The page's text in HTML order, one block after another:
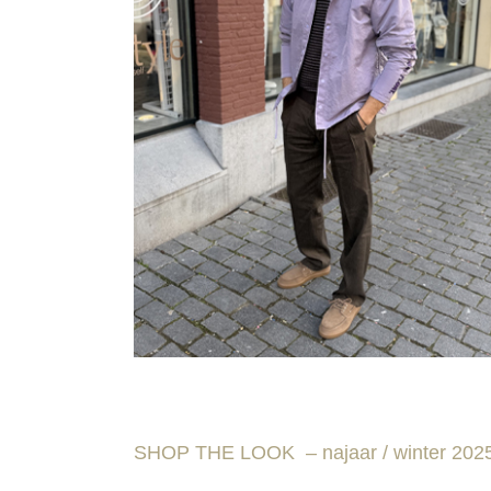
SHOP THE LOOK – najaar / winter